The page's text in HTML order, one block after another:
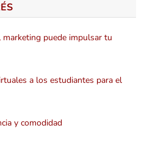
marketing puede impulsar tu
a los estudiantes para el
y comodidad